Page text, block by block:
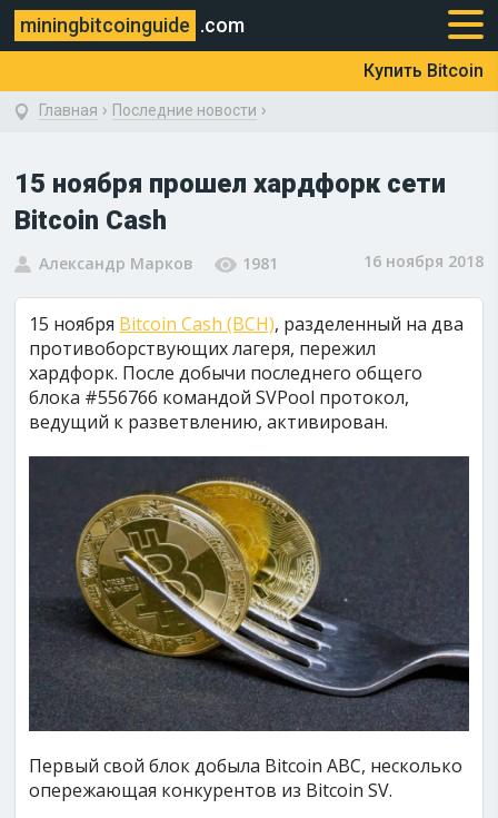
miningbitcoinguide .com
Купить Bitcoin
Главная › Последние новости ›
15 ноября прошел хардфорк сети
Bitcoin Cash
Александр Марков 1981 16 ноября 2018
15 ноября Bitcoin Cash (BCH), разделенный на два
противоборствующих лагеря, пережил
хардфорк. После добычи последнего общего
блока #556766 командой SVPool протокол,
ведущий к разветвлению, активирован.
Первый свой блок добыла Bitcoin ABC, несколько
опережающая конкурентов из Bitcoin SV.